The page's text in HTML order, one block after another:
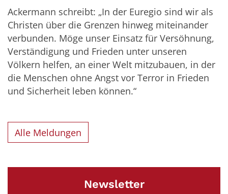
Ackermann schreibt: „In der Euregio sind wir als
Christen über die Grenzen hinweg miteinander
verbunden. Möge unser Einsatz für Versöhnung,
Verständigung und Frieden unter unseren
Völkern helfen, an einer Welt mitzubauen, in der
die Menschen ohne Angst vor Terror in Frieden
und Sicherheit leben können.“
Alle Meldungen
Newsletter